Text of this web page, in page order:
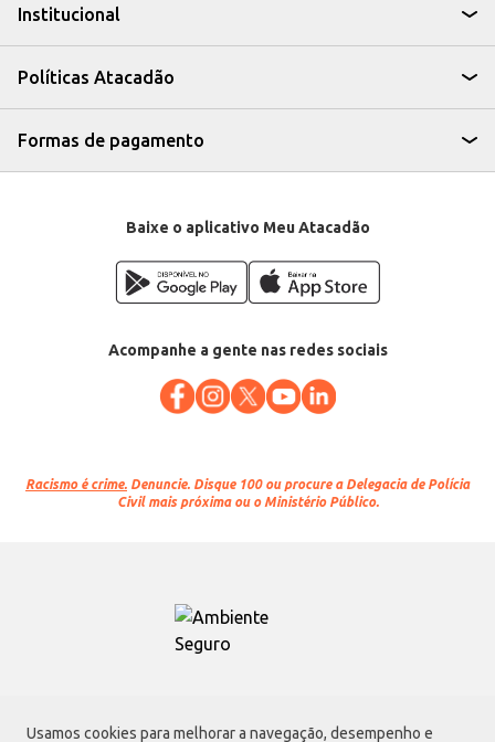
Usamos cookies para melhorar a navegação, desempenho e
Institucional
Políticas Atacadão
Formas de pagamento
Baixe o aplicativo Meu Atacadão
Acompanhe a gente nas redes sociais
Racismo é crime. Denuncie. Disque 100 ou procure a Delegacia de Polícia
Civil mais próxima ou o Ministério Público.
Atacadão S.A.